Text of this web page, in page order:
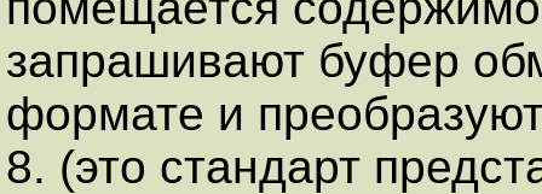
запрашивают буфер
формате и
8. (это стандарт